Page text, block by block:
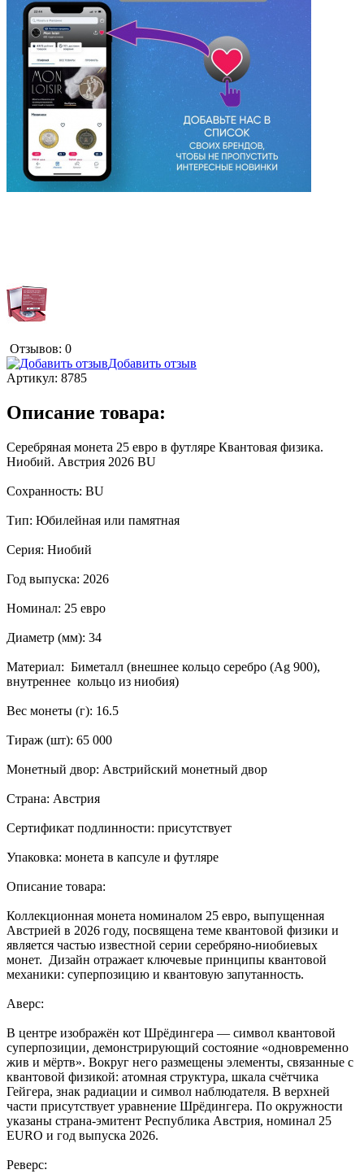
Отзывов: 0
Добавить отзыв
Артикул: 8785
Описание товара:
Серебряная монета 25 евро в футляре Квантовая физика.
Ниобий. Австрия 2026 BU
Сохранность: BU
Тип: Юбилейная или памятная
Серия: Ниобий
Год выпуска: 2026
Номинал: 25 евро
Диаметр (мм): 34
Материал: Биметалл (внешнее кольцо серебро (Ag 900),
внутреннее кольцо из ниобия)
Вес монеты (г): 16.5
Тираж (шт): 65 000
Монетный двор: Австрийский монетный двор
Страна: Австрия
Сертификат подлинности: присутствует
Упаковка: монета в капсуле и футляре
Описание товара:
Коллекционная монета номиналом 25 евро, выпущенная
Австрией в 2026 году, посвящена теме квантовой физики и
является частью известной серии серебряно-ниобиевых
монет. Дизайн отражает ключевые принципы квантовой
механики: суперпозицию и квантовую запутанность.
Аверс:
В центре изображён кот Шрёдингера — символ квантовой
суперпозиции, демонстрирующий состояние «одновременно
жив и мёртв». Вокруг него размещены элементы, связанные с
квантовой физикой: атомная структура, шкала счётчика
Гейгера, знак радиации и символ наблюдателя. В верхней
части присутствует уравнение Шрёдингера. По окружности
указаны страна-эмитент Республика Австрия, номинал 25
EURO и год выпуска 2026.
Реверс: